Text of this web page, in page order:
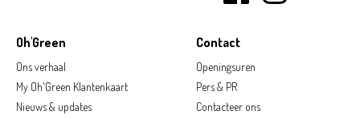
Oh'Green
Ons verhaal
My Oh'Green Klantenkaart
Nieuws & updates
Contact
Openingsuren
Pers & PR
Contacteer ons